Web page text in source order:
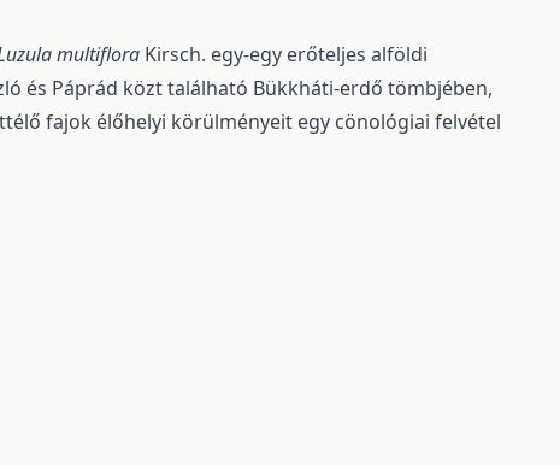
multiflora Kirsch. egy-egy erőteljes alföldi
és Páprád közt található Bükkháti-erdő tömbjében,
fajok élőhelyi körülményeit egy cönológiai felvétel